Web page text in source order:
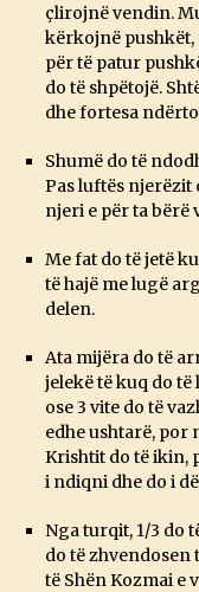
çlirojnë vendin.
kërkojnë pushkët,
për të patur
do të shpëtojë.
dhe fortesa
Shumë do të
Pas luftës njerëzit
njeri e për ta bërë
Me fat do të jetë
të hajë me lugë
delen.
Ata mijëra do të
jelekë të kuq do të
ose 3 vite do të
edhe ushtarë, por
Krishtit do të ikin,
i ndiqni dhe do i
Nga turqit, 1/3 do
do të zhvendosen
të Shën Kozmai e